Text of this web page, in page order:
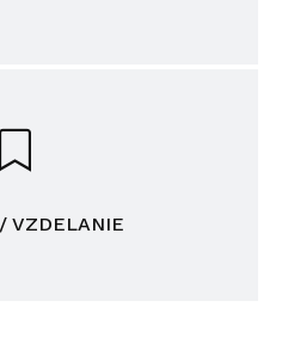
VZDELANIE